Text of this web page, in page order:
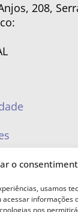
o
usamos
informações
nos
208,